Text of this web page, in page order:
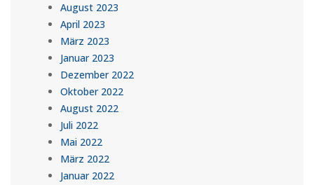
August 2023
April 2023
März 2023
Januar 2023
Dezember 2022
Oktober 2022
August 2022
Juli 2022
Mai 2022
März 2022
Januar 2022